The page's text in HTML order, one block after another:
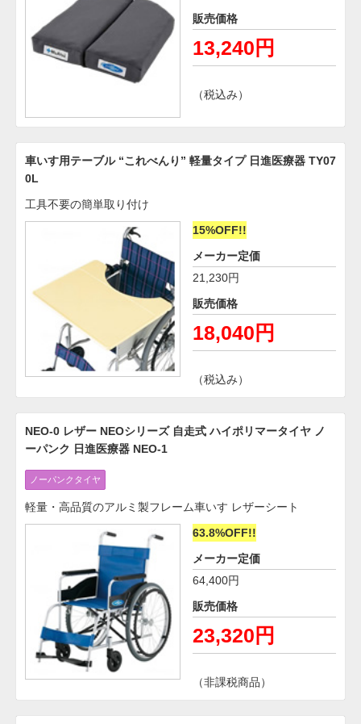
販売価格
13,240円
（税込み）
車いす用テーブル “これべんり” 軽量タイプ 日進医療器 TY07
0L
工具不要の簡単取り付け
15%OFF!!
メーカー定価
21,230円
販売価格
18,040円
（税込み）
NEO-0 レザー NEOシリーズ 自走式 ハイポリマータイヤ ノ
ーパンク 日進医療器 NEO-1
ノーパンクタイヤ
軽量・高品質のアルミ製フレーム車いす レザーシート
63.8%OFF!!
メーカー定価
64,400円
販売価格
23,320円
（非課税商品）